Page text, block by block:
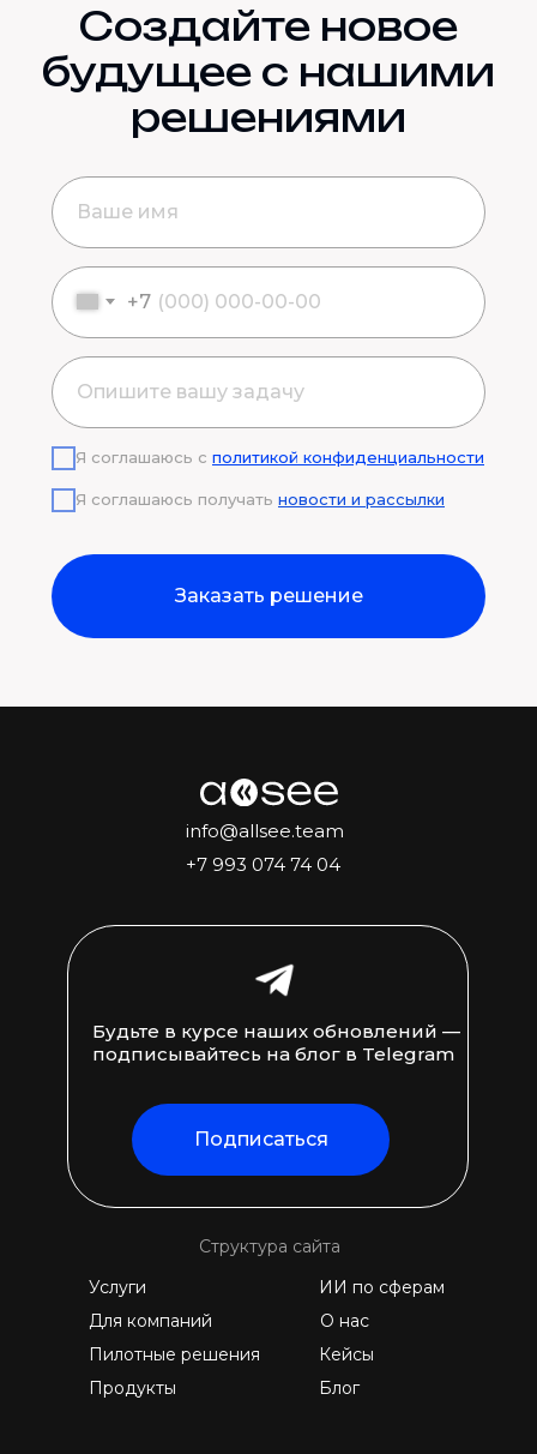
Создайте новое
будущее с нашими
решениями
+7
Я соглашаюсь с политикой конфиденциальности
Я соглашаюсь получать новости и рассылки
Заказать решение
+7 993 074 74 04
Подписаться
Будьте в курсе наших обновлений —
подписывайтесь на блог в Telegram
Блог
Продукты
Для компаний
ИИ по сферам
Пилотные решения
Услуги
Кейсы
О нас
Структура сайта
info@allsee.team